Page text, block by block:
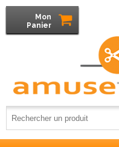
Mon
Panier